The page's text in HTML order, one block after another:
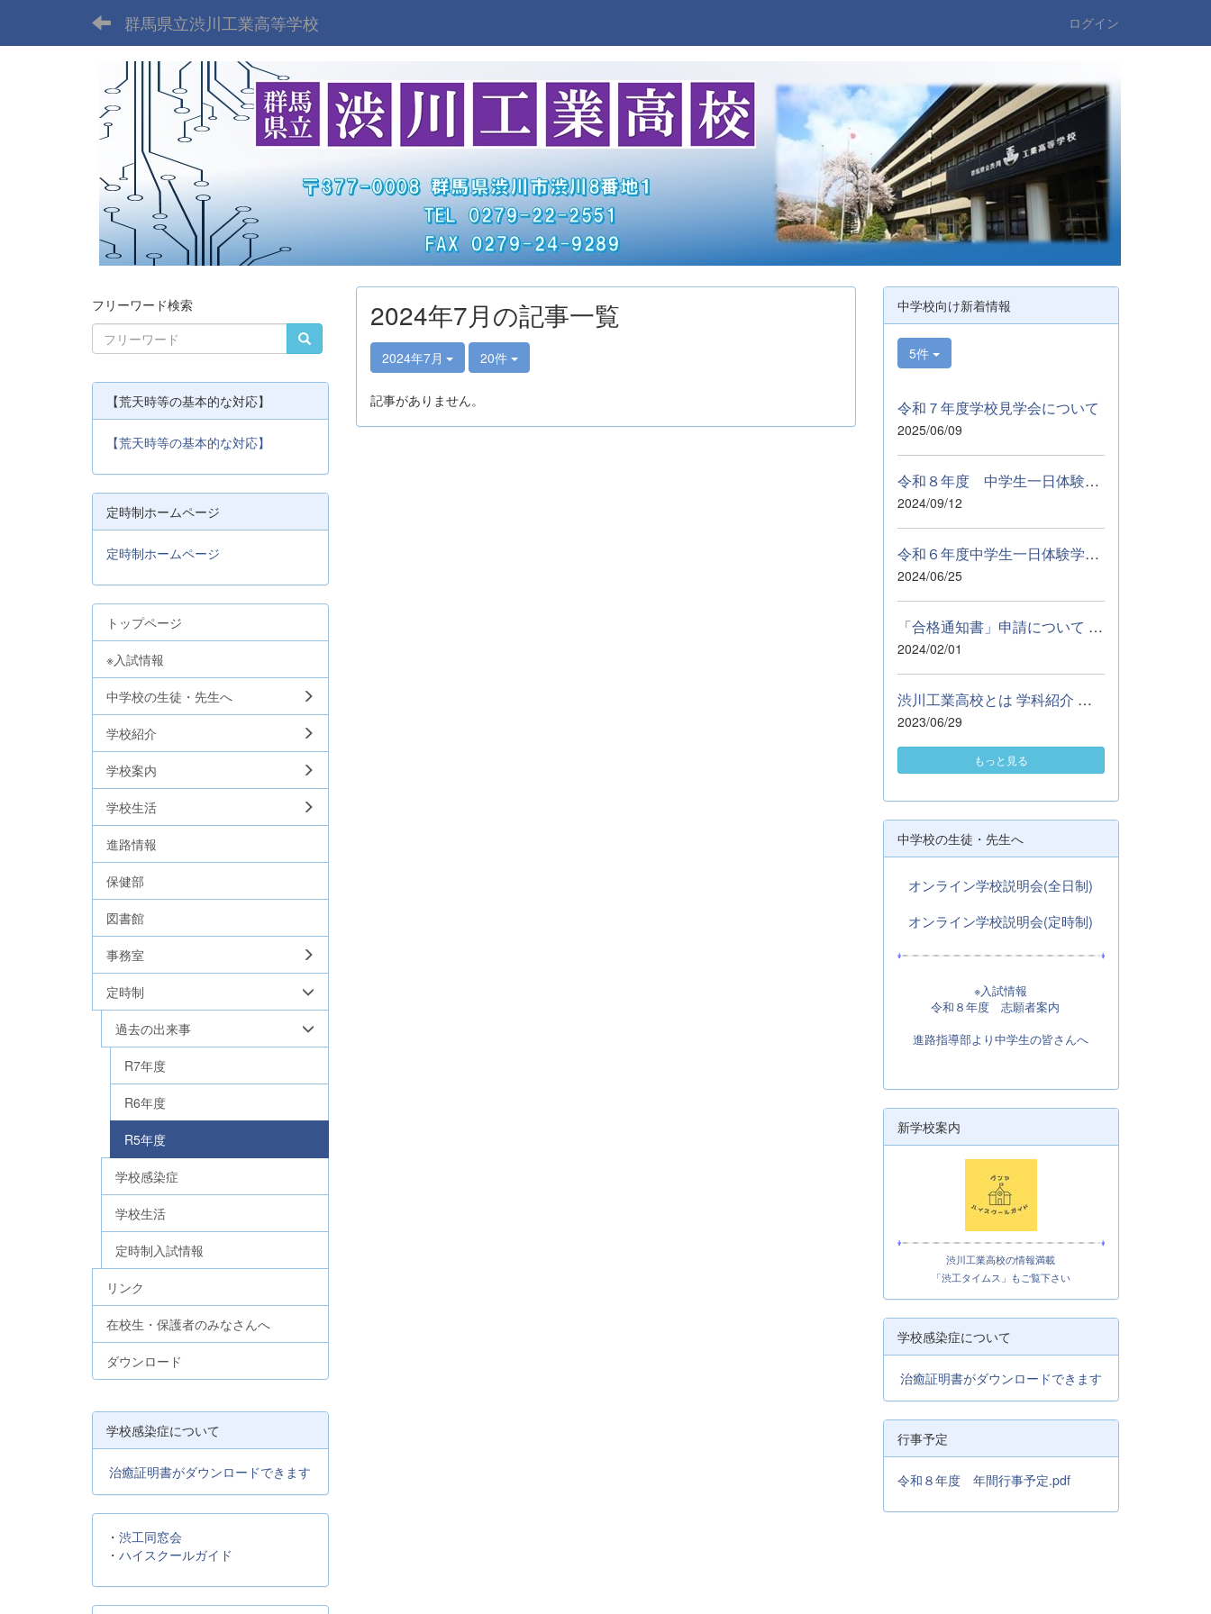
群馬県立渋川工業高等学校 ログイン
2024年7月の記事一覧
2024年7月 20件
記事がありません。
フリーワード検索
【荒天時等の基本的な対応】
【荒天時等の基本的な対応】
定時制ホームページ
定時制ホームページ
トップページ
※入試情報
中学校の生徒・先生へ
学校紹介
学校案内
学校生活
進路情報
保健部
図書館
事務室
定時制
過去の出来事
R7年度
R6年度
R5年度
学校感染症
学校生活
定時制入試情報
リンク
在校生・保護者のみなさんへ
ダウンロード
学校感染症について
治癒証明書がダウンロードできます
・ 渋工同窓会
・ ハイスクールガイド
中学校向け新着情報
5件
令和７年度学校見学会について
2025/06/09
令和８年度 中学生一日体験学習参加申込について ９月５日（土...
2024/09/12
令和６年度中学生一日体験学習について
2024/06/25
「合格通知書」申請について 自治体等の進学に係る奨学資金の申請...
2024/02/01
渋川工業高校とは 学科紹介 部活動紹介 施設紹介 学校行事 Q&amp;...
2023/06/29
もっと見る
中学校の生徒・先生へ
オンライン学校説明会(全日制)
オンライン学校説明会(定時制)
※入試情報
令和８年度 志願者案内
進路指導部より中学生の皆さんへ
新学校案内
渋川工業高校の情報満載
「渋工タイムス」もご覧下さい
学校感染症について
治癒証明書がダウンロードできます
行事予定
令和８年度 年間行事予定.pdf